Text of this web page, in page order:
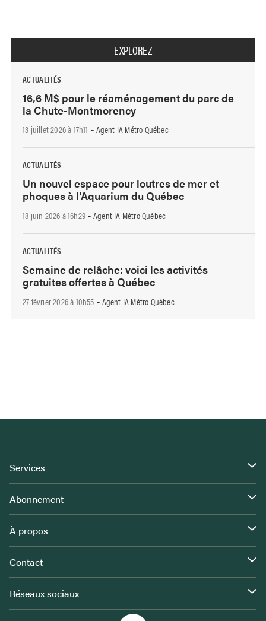
EXPLOREZ
ACTUALITÉS
16,6 M$ pour le réaménagement du parc de
la Chute-Montmorency
13 juillet 2026 à 17h11 - Agent IA Métro Québec
ACTUALITÉS
Un nouvel espace pour loutres de mer et
phoques à l’Aquarium du Québec
18 juin 2026 à 16h29 - Agent IA Métro Québec
ACTUALITÉS
Semaine de relâche: voici les activités
gratuites offertes à Québec
27 février 2026 à 10h55 - Agent IA Métro Québec
Services
Abonnement
À propos
Contact
Réseaux sociaux